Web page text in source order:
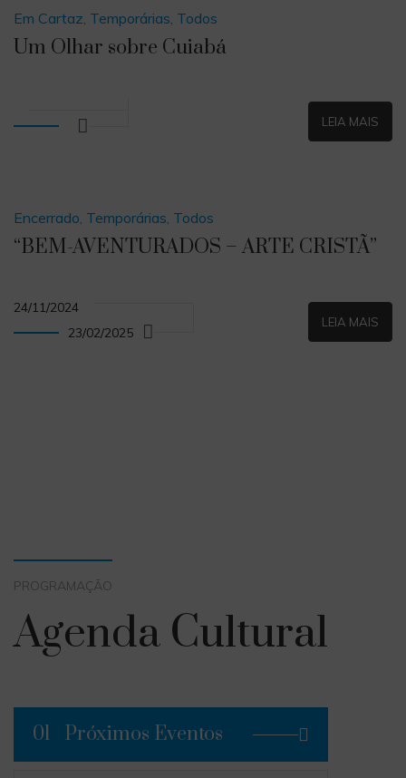
Em Cartaz, Temporárias, Todos
Um Olhar sobre Cuiabá
LEIA MAIS
Encerrado, Temporárias, Todos
“BEM-AVENTURADOS – ARTE CRISTÃ”
24/11/2024
23/02/2025
LEIA MAIS
PROGRAMAÇÃO
Agenda Cultural
01 Próximos Eventos